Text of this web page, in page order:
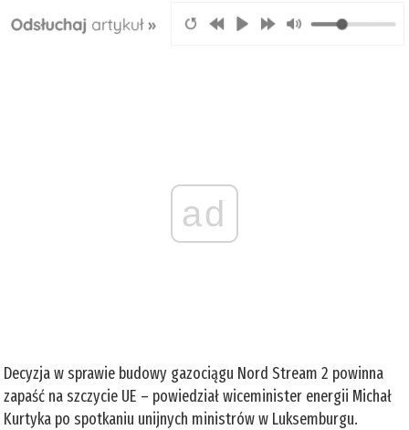
ad
Decyzja w sprawie budowy gazociągu Nord Stream 2 powinna
zapaść na szczycie UE – powiedział wiceminister energii Michał
Kurtyka po spotkaniu unijnych ministrów w Luksemburgu.